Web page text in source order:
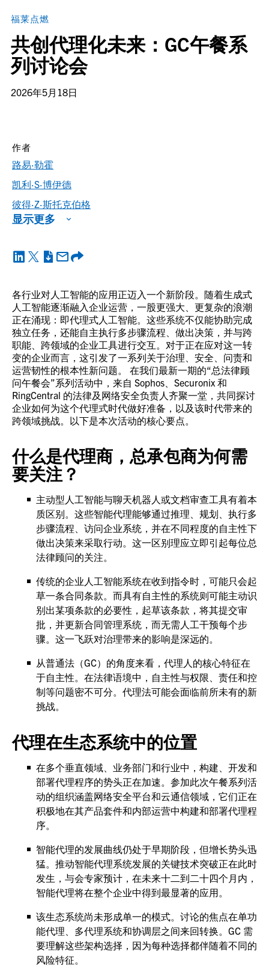
福莱点燃
共创代理化未来：GC午餐系
列讨论会
2026年5月18日
各行业对人工智能的应用正迈入一个新阶段。随着生成式
人工智能逐渐融入企业运营，一股更强大、更复杂的浪潮
正在涌现：即代理式人工智能。这些系统不仅能协助完成
独立任务，还能自主执行多步骤流程、做出决策，并与跨
职能、跨领域的企业工具进行交互。对于正在应对这一转
变的企业而言，这引发了一系列关于治理、安全、问责和
运营韧性的根本性新问题。 在我们最新一期的“总法律顾
问午餐会”系列活动中，来自 Sophos、Securonix 和
RingCentral 的法律及网络安全负责人齐聚一堂，共同探讨
企业如何为这个代理式时代做好准备，以及该时代带来的
跨领域挑战。以下是本次活动的核心要点。
什么是代理商，总承包商为何需
要关注？
主动型人工智能与聊天机器人或文档审查工具有着本
质区别。这些智能代理能够通过推理、规划、执行多
步骤流程、访问企业系统，并在不同程度的自主性下
做出决策来采取行动。这一区别理应立即引起每位总
法律顾问的关注。
传统的企业人工智能系统在收到指令时，可能只会起
草一条合同条款。而具有自主性的系统则可能主动识
别出某项条款的必要性，起草该条款，将其提交审
批，并更新合同管理系统，而无需人工干预每个步
骤。这一飞跃对治理带来的影响是深远的。
从普通法（GC）的角度来看，代理人的核心特征在
于自主性。在法律语境中，自主性与权限、责任和控
制等问题密不可分。代理法可能会面临前所未有的新
挑战。
代理在生态系统中的位置
在多个垂直领域、业务部门和行业中，构建、开发和
部署代理程序的势头正在加速。参加此次午餐系列活
动的组织涵盖网络安全平台和云通信领域，它们正在
积极地在其产品套件和内部运营中构建和部署代理程
序。
智能代理的发展曲线仍处于早期阶段，但增长势头迅
猛。推动智能代理系统发展的关键技术突破正在此时
发生，与会专家预计，在未来十二到二十四个月内，
智能代理将在整个企业中得到最显著的应用。
该生态系统尚未形成单一的模式。讨论的焦点在单功
能代理、多代理系统和协调层之间来回转换。GC 需
要理解这些架构选择，因为每种选择都伴随着不同的
风险特征。
作者
路易·勒霍
凯利·S·博伊德
彼得·Z·斯托克伯格
显示更多